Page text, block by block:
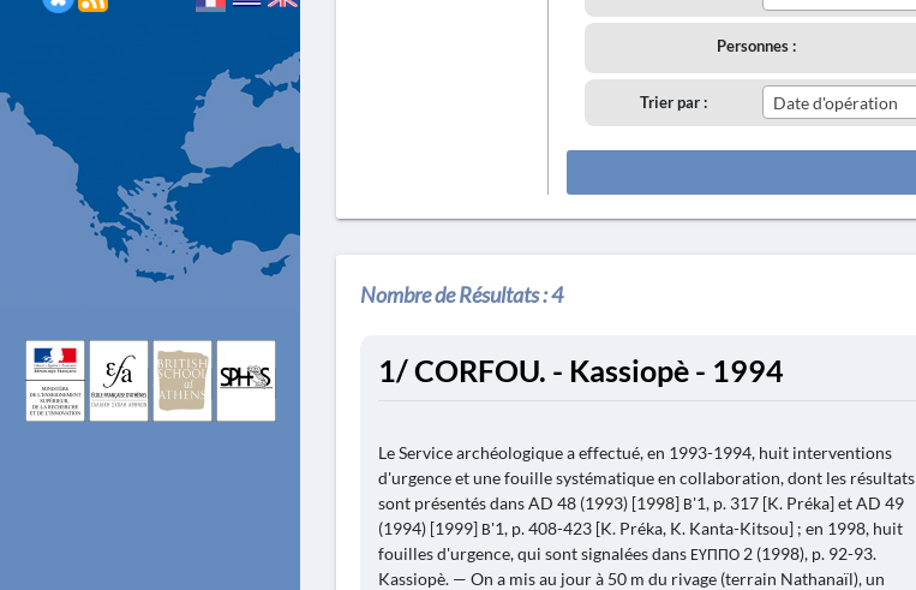
Personnes :
Trier par : Date d'opération
Nombre de Résultats :4
1/ CORFOU. - Kassiopè - 1994
Le Service archéologique a effectué, en 1993-1994, huit interventions
d'urgence et une fouille systématique en collaboration, dont les résultats
sont présentés dans AD 48 (1993) [1998] Β'1, p. 317 [K. Préka] et AD 49
(1994) [1999] Β'1, p. 408-423 [K. Préka, K. Kanta-Kitsou] ; en 1998, huit
fouilles d'urgence, qui sont signalées dans ΕΥΠΠΟ 2 (1998), p. 92-93.
Kassiopè. — On a mis au jour à 50 m du rivage (terrain Nathanaïl), un